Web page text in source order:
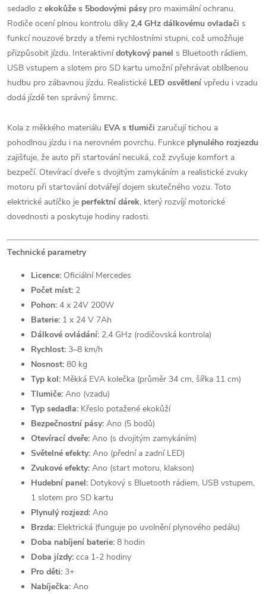
sedadlo z ekokůže s 5bodovými pásypro maximální ochranu.
Rodiče ocení plnou kontrolu díky 2,4 GHz dálkovému ovladači s
funkcí nouzové brzdy a třemi rychlostními stupni, což umožňuje
přizpůsobit jízdu. Interaktivnídotykový panel s Bluetooth rádiem,
USB vstupem a slotem pro SD kartu umožní přehrávat oblíbenou
hudbu pro zábavnou jízdu. Realistické LED osvětlení vpředu i vzadu
dodá jízdě ten správný šmrnc.
Kola z měkkého materiálu EVA s tlumiči zaručují tichou a
pohodlnou jízdu i na nerovném povrchu. Funkce plynulého rozjezdu
zajišťuje, že auto při startování necuká, což zvyšuje komfort a
bezpečí. Otevírací dveře s dvojitým zamykáním a realistické zvuky
motoru při startování dotvářejí dojem skutečného vozu. Toto
elektrické autíčko je perfektní dárek, který rozvíjí motorické
dovednosti a poskytuje hodiny radosti.
Technické parametry
Licence: Oficiální Mercedes
Počet míst: 2
Pohon: 4 x 24V 200W
Baterie: 1 x 24 V 7Ah
Dálkové ovládání: 2,4 GHz (rodičovská kontrola)
Rychlost: 3–8 km/h
Nosnost: 80 kg
Typ kol: Měkká EVA kolečka (průměr 34 cm, šířka 11 cm)
Tlumiče: Ano (vzadu)
Typ sedadla: Křeslo potažené ekokůží
Bezpečnostní pásy: Ano (5 bodů)
Otevírací dveře: Ano (s dvojitým zamykáním)
Světelné efekty: Ano (přední a zadní LED)
Zvukové efekty: Ano (start motoru, klakson)
Hudební panel: Dotykový s Bluetooth rádiem, USB vstupem,
1 slotem pro SD kartu
Plynulý rozjezd: Ano
Brzda: Elektrická (funguje po uvolnění plynového pedálu)
Doba nabíjení baterie: 8 hodin
Doba jízdy: cca 1-2 hodiny
Pro děti: 3+
Nabíječka: Ano